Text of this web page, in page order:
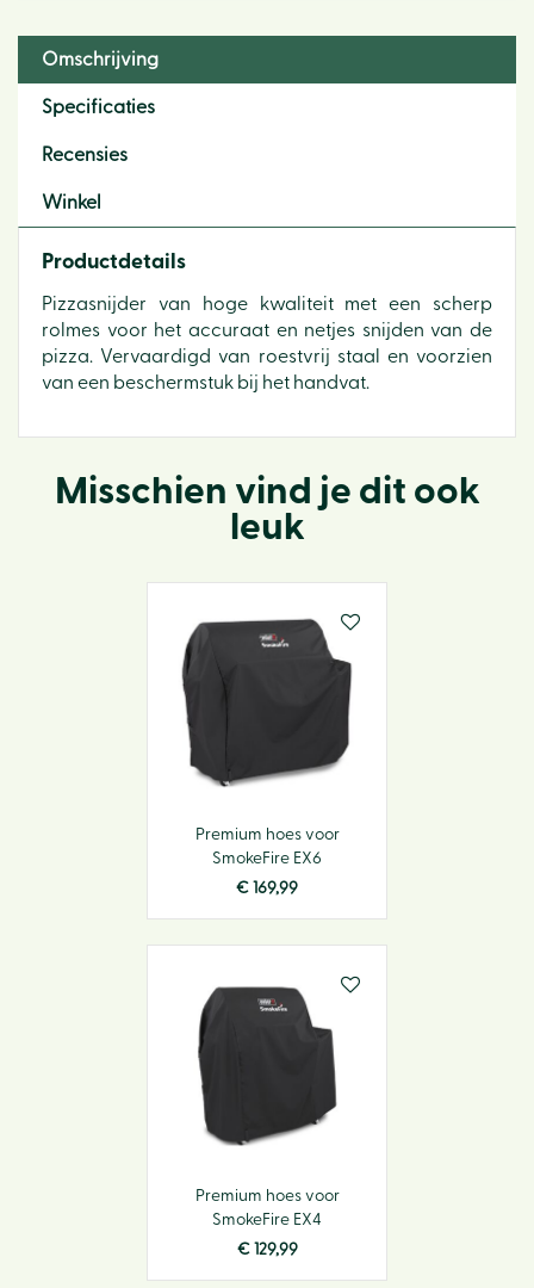
Omschrijving
Specificaties
Recensies
Winkel
Productdetails
Pizzasnijder van hoge kwaliteit met een scherp
rolmes voor het accuraat en netjes snijden van de
pizza. Vervaardigd van roestvrij staal en voorzien
van een beschermstuk bij het handvat.
Misschien vind je dit ook
leuk
Premium hoes voor
SmokeFire EX6
€ 169,99
Premium hoes voor
SmokeFire EX4
€ 129,99